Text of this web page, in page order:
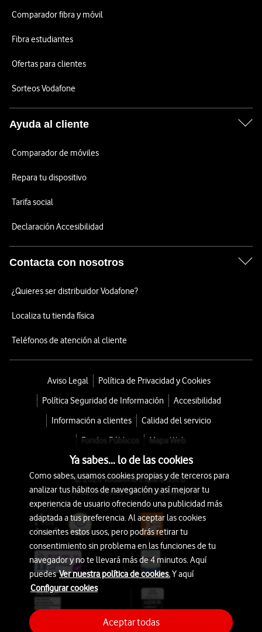
Comparador fibra y móvil
Fibra estudiantes
Ofertas para clientes
Sorteos Vodafone
Ayuda al cliente
Comparador de móviles
Repara tu dispositivo
Tarifa social
Declaración Accesibilidad
Contacta con nosotros
¿Quieres ser distribuidor Vodafone?
Localiza tu tienda física
Teléfonos de atención al cliente
Aviso Legal
Política de Privacidad y Cookies
Política Seguridad de Información
Accesibilidad
Información a clientes
Calidad del servicio
Fondos Públicos
Mapa Web
© 2026 Vodafone España S.A.U.
Avda. América 115, 28042 Madrid
Ya sabes... lo de las cookies
Como sabes, usamos cookies propias y de terceros para
analizar tus hábitos de navegación y así mejorar tu
experiencia de usuario ofreciendo una publicidad más
adaptada a tus preferencia. Al aceptar las cookies
consientes estos usos, pero podrás retirar tu
consentimiento sin problema en las funciones de tu
navegador y no te llevará más de 4 minutos. Aquí
puedesVer nuestra política de cookies.Y aquí
Configurar cookies
Aceptar todas